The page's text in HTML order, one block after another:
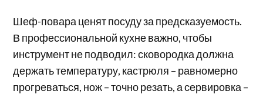
Шеф-повара ценят посуду за предсказуемость.
В профессиональной кухне важно, чтобы
инструмент не подводил: сковородка должна
держать температуру, кастрюля – равномерно
прогреваться, нож – точно резать, а сервировка –